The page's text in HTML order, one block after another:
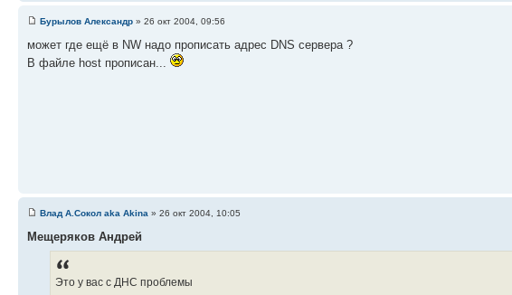
Бурылов Александр » 26 окт 2004, 09:56
может где ещё в NW надо прописать адрес DNS сервера ?
В файле host прописан...
Влад А.Сокол aka Akina » 26 окт 2004, 10:05
Мещеряков Андрей
Это у вас с ДНС проблемы